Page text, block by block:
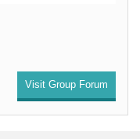
Visit Group Forum